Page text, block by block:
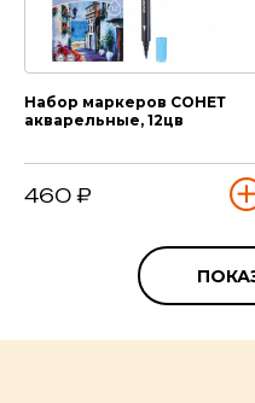
Набор маркеров СОНЕТ
акварельные, 12цв
460 ₽